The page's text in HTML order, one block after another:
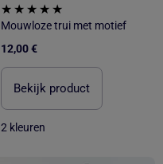
Mouwloze trui met motief
12,00 €
Bekijk product
2 kleuren